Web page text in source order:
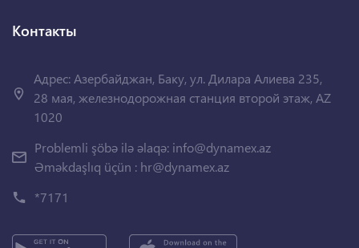
Контакты
Адрес: Азербайджан, Баку, ул. Дилара Алиева 235,
28 мая, железнодорожная станция второй этаж, AZ
1020
Problemli şöbə ilə əlaqə: info@dynamex.az
Əməkdaşlıq üçün : hr@dynamex.az
*7171